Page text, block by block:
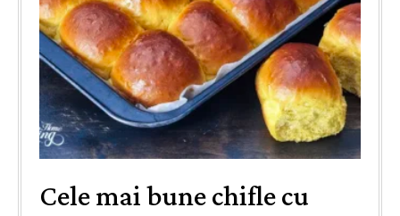
Cele mai bune chifle cu